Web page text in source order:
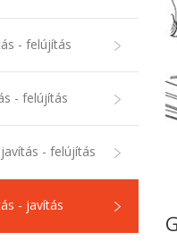
- felújítás
- felújítás
- felújítás
- javítás